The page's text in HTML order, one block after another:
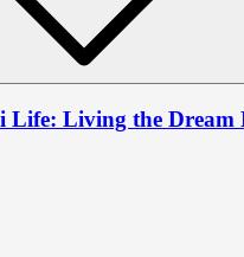
Life: Living the Dream